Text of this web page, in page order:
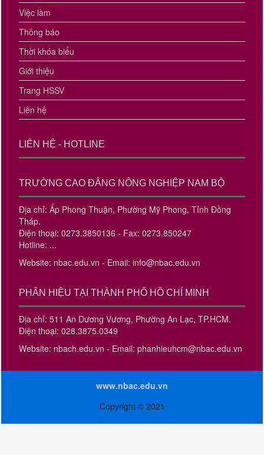
Việc làm
Thông báo
Thời khóa biểu
Giới thiệu
Trang HSSV
Liên hệ
LIÊN HỆ - HOTLINE
TRƯỜNG CAO ĐẲNG NÔNG NGHIỆP NAM BỘ
Địa chỉ: Ấp Phong Thuận, Phường Mỹ Phong, Tỉnh Đồng
Tháp.
Điện thoại: 0273.3850136 - Fax: 0273.850247
Hotline: ...
Website: nbac.edu.vn - Email: info@nbac.edu.vn
PHÂN HIỆU TẠI THÀNH PHỐ HỒ CHÍ MINH
Địa chỉ: 511 An Dương Vương, Phường An Lạc, TP.HCM.
Điện thoại: 028.3875.0349
Website: nbach.edu.vn - Email: phanhieuhcm@nbac.edu.vn
www.nbac.edu.vn
Copyright © 2021